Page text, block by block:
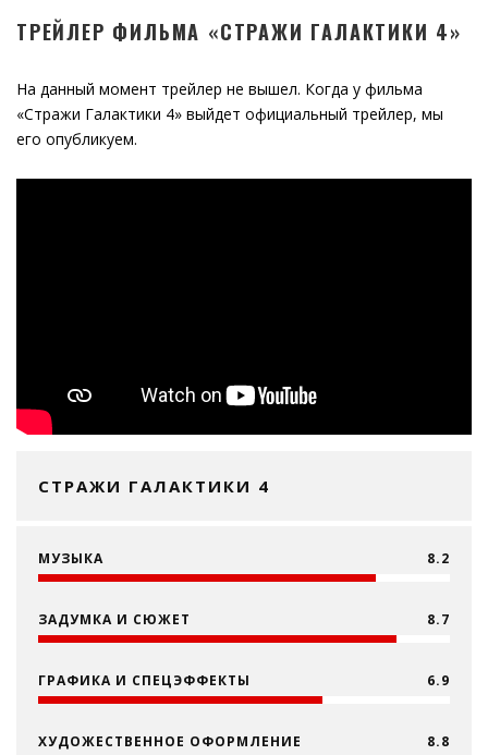
ТРЕЙЛЕР ФИЛЬМА «СТРАЖИ ГАЛАКТИКИ 4»
На данный момент трейлер не вышел. Когда у фильма
«Стражи Галактики 4» выйдет официальный трейлер, мы
его опубликуем.
СТРАЖИ ГАЛАКТИКИ 4
МУЗЫКА 8.2
ЗАДУМКА И СЮЖЕТ 8.7
ГРАФИКА И СПЕЦЭФФЕКТЫ 6.9
ХУДОЖЕСТВЕННОЕ ОФОРМЛЕНИЕ 8.8